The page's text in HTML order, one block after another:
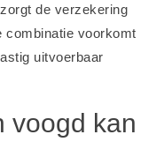
de verzekering
combinatie voorkomt
uitvoerbaar
voogd kan